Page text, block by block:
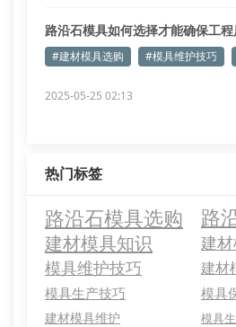
路沿石模具如何选择才能确保工程
#建材模具选购 #模具维护技巧
2025-05-25 02:13
热门标签
路沿石模具选购 路
建材模具知识
建
模具维护技巧
建材
模具生产技巧 模具
建材模具维护
模具